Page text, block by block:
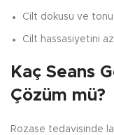
Cilt dokusu ve
Cilt hassasiyetini
Kaç Seans
Çözüm mü?
Rozase tedavisinde